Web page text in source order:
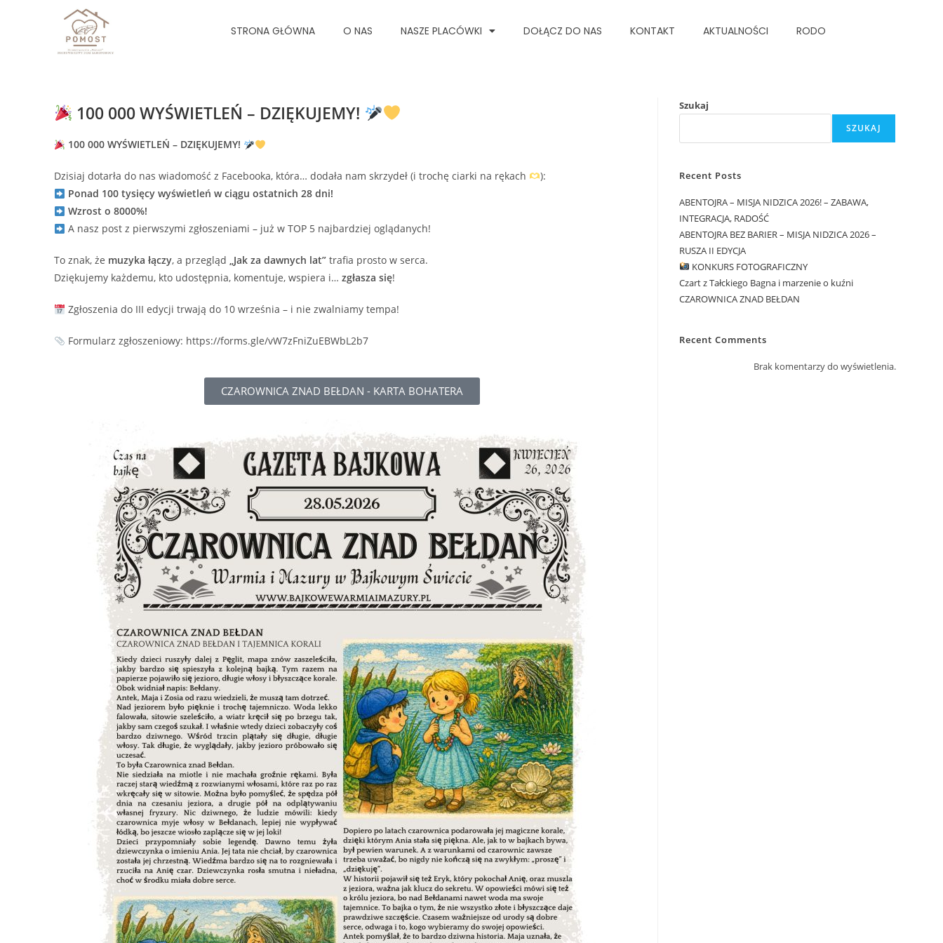
STRONA GŁÓWNA O NAS NASZE PLACÓWKI DOŁĄCZ DO NAS KONTAKT AKTUALNOŚCI RODO
100 000 WYŚWIETLEŃ – DZIĘKUJEMY!
100 000 WYŚWIETLEŃ – DZIĘKUJEMY!
Dzisiaj dotarła do nas wiadomość z Facebooka, która… dodała nam skrzydeł (i trochę ciarki na rękach
):
Ponad 100 tysięcy wyświetleń w ciągu ostatnich 28 dni!
Wzrost o 8000%!
A nasz post z pierwszymi zgłoszeniami – już w TOP 5 najbardziej oglądanych!
To znak, że muzyka łączy, a przegląd„Jak za dawnych lat” trafia prosto w serca.
Dziękujemy każdemu, kto udostępnia, komentuje, wspiera i…zgłasza się!
Zgłoszenia do III edycji trwają do 10 września – i nie zwalniamy tempa!
Formularz zgłoszeniowy: https://forms.gle/vW7zFniZuEBWbL2b7
CZAROWNICA ZNAD BEŁDAN - KARTA BOHATERA
Szukaj
SZUKAJ
Recent Posts
ABENTOJRA – MISJA NIDZICA 2026! – ZABAWA,
INTEGRACJA, RADOŚĆ
ABENTOJRA BEZ BARIER – MISJA NIDZICA 2026 –
RUSZA II EDYCJA
KONKURS FOTOGRAFICZNY
Czart z Tałckiego Bagna i marzenie o kuźni
CZAROWNICA ZNAD BEŁDAN
Recent Comments
Brak komentarzy do wyświetlenia.